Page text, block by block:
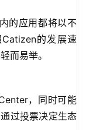
的应用都将以不
的发展速
而易举。
，同时可能
过投票决定生态